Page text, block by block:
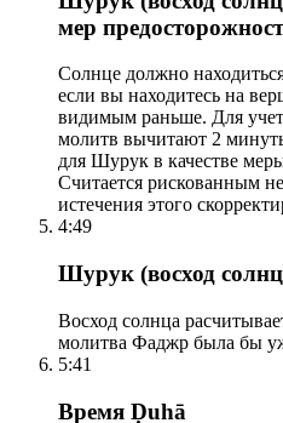
мер
Солнце должно
если вы находитесь на
видимым раньше. Для
молитв вычитают 2
для Шурук в качестве
Считается рискованным
истечения этого
4:49
Шурук (восход
Восход солнца
молитва Фаджр была бы
5:41
Время Ḍuhā